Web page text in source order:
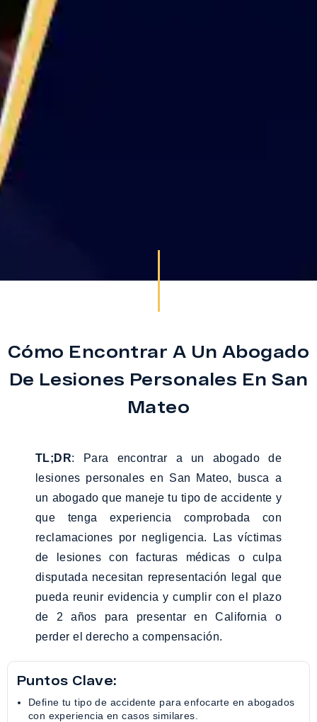
Cómo Encontrar A Un Abogado
De Lesiones Personales En San
Mateo
TL;DR: Para encontrar a un abogado de
lesiones personales en San Mateo, busca a
un abogado que maneje tu tipo de accidente y
que tenga experiencia comprobada con
reclamaciones por negligencia. Las víctimas
de lesiones con facturas médicas o culpa
disputada necesitan representación legal que
pueda reunir evidencia y cumplir con el plazo
de 2 años para presentar en California o
perder el derecho a compensación.
Puntos Clave:
Define tu tipo de accidente para enfocarte en abogados
con experiencia en casos similares.